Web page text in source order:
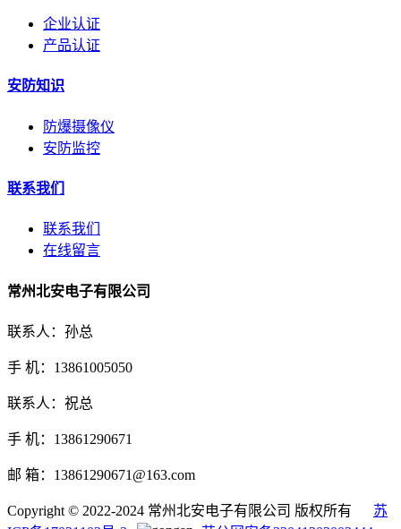
企业认证
产品认证
安防知识
防爆摄像仪
安防监控
联系我们
联系我们
在线留言
常州北安电子有限公司
联系人：孙总
手 机：13861005050
联系人：祝总
手 机：13861290671
邮 箱：13861290671@163.com
Copyright © 2022-2024 常州北安电子有限公司 版权所有 苏